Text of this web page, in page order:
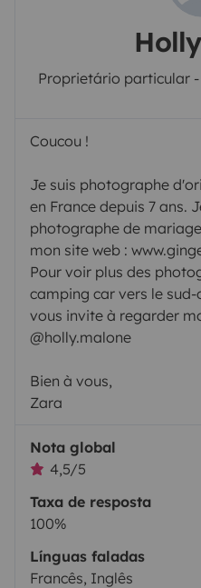
Proprietário particular
Coucou !
Je suis photographe
en France depuis 7 ans.
photographe de
mon site web :
Pour voir plus des
camping car vers le
vous invite à regarder
@holly.malone
Bien à vous,
Zara
Nota global
4,5/5
Taxa de resposta
100%
Línguas faladas
Francês, Inglês